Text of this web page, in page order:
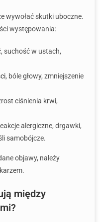
wywołać skutki uboczne.
występowania:
suchość w ustach,
, bóle głowy, zmniejszenie
ciśnienia krwi,
alergiczne, drgawki,
samobójcze.
objawy, należy
między